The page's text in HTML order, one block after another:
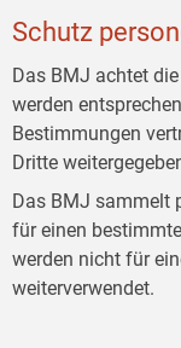
Schutz
Das BMJ achtet
werden
Bestimmungen
Dritte
Das BMJ sammelt
für einen
werden nicht für
weiterverwendet.